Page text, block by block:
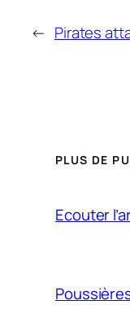
← Pirates
PLUS DE
Ecouter